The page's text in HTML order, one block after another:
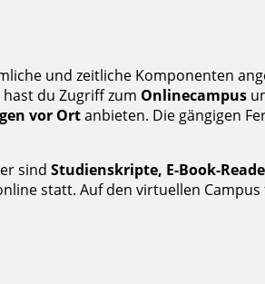
und zeitliche Komponenten
hast du Zugriff zum Onlinecampus
vor Ortanbieten. Die gängigen
sind Studienskripte, E-Book-
statt. Auf den virtuellen